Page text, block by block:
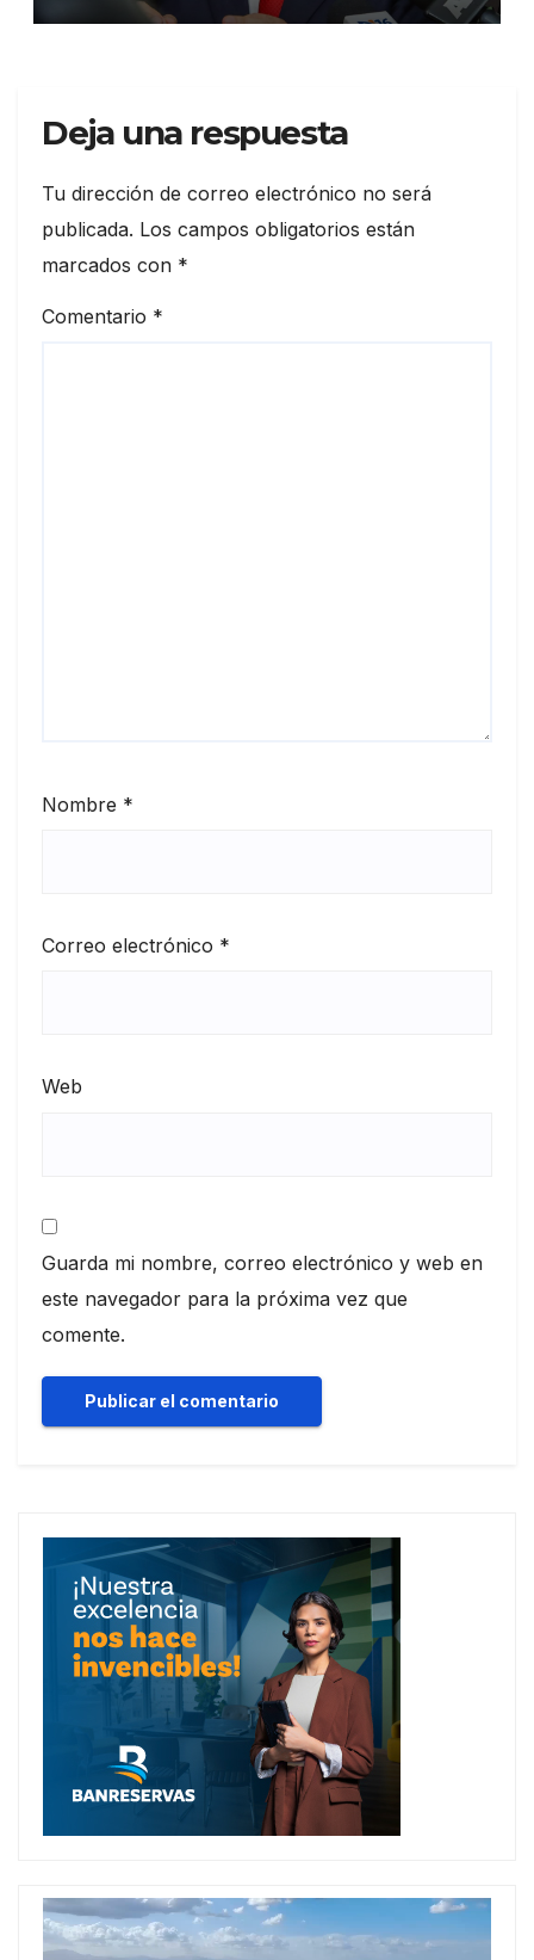
Deja una respuesta
Tu dirección de correo electrónico no será
publicada. Los campos obligatorios están
marcados con *
Comentario *
Nombre *
Correo electrónico *
Web
Guarda mi nombre, correo electrónico y web en
este navegador para la próxima vez que
comente.